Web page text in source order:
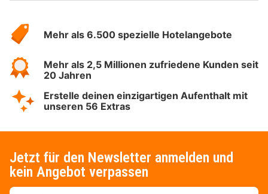
Hotelspecials
Mehr als 6.500 spezielle Hotelangebote
Mehr als 2,5 Millionen zufriedene Kunden seit
20 Jahren
Erstelle deinen einzigartigen Aufenthalt mit
unseren 56 Extras
Jetzt für den Newsletter anmelden und
kein Angebot verpassen